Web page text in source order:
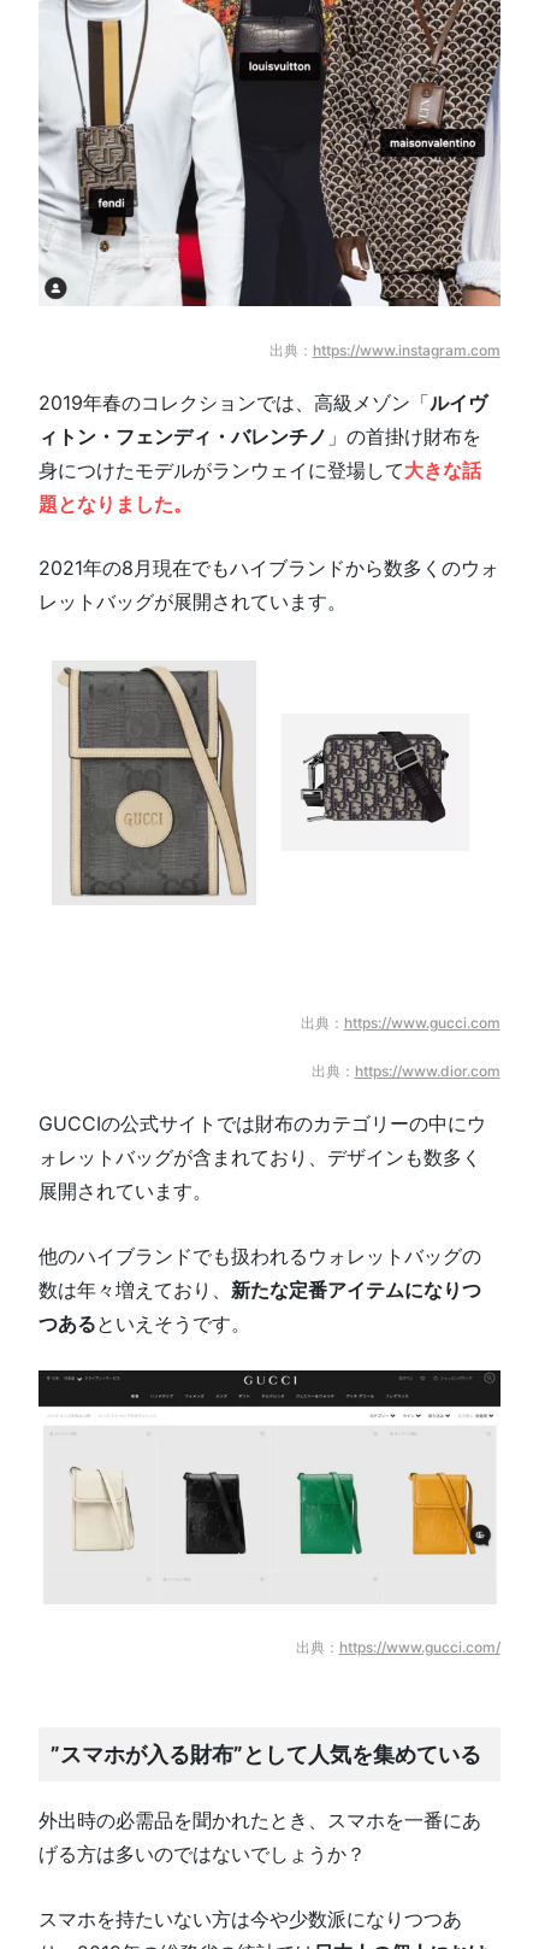
出典： https://www.instagram.com
2019年春のコレクションでは、高級メゾン「ルイヴ
ィトン・フェンディ・バレンチノ 」の首掛け財布を
身につけたモデルがランウェイに登場して大きな話
題となりました。
2021年の8月現在でもハイブランドから数多くのウォ
レットバッグが展開されています。
出典： https://www.gucci.com
出典： https://www.dior.com
GUCCIの公式サイトでは財布のカテゴリーの中にウ
ォレットバッグが含まれており、デザインも数多く
展開されています。
他のハイブランドでも扱われるウォレットバッグの
数は年々増えており、 新たな定番アイテムになりつ
つあるといえそうです。
出典： https://www.gucci.com/
”スマホが入る財布”として人気を集めている
外出時の必需品を聞かれたとき、スマホを一番にあ
げる方は多いのではないでしょうか？
スマホを持たいない方は今や少数派になりつつあ